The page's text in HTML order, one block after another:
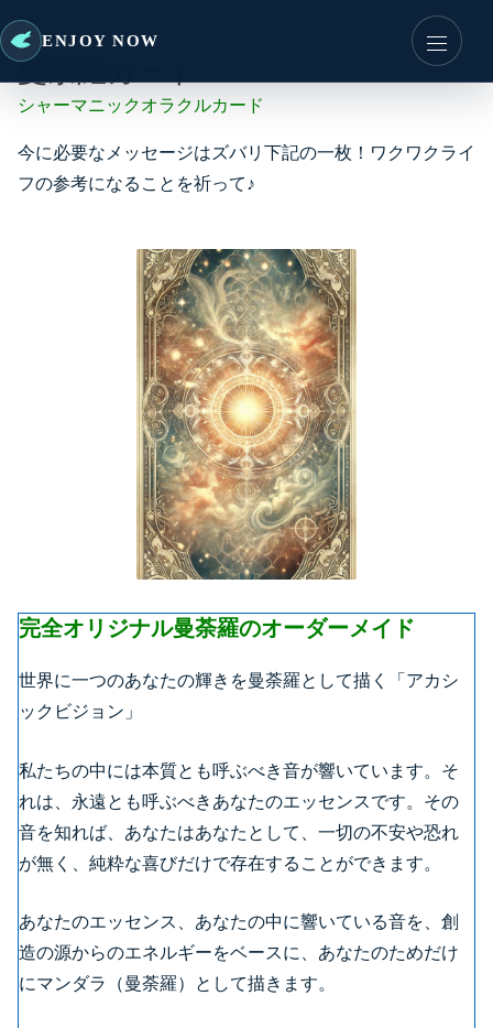
ENJOY NOW
曼荼羅カード
シャーマニックオラクルカード
今に必要なメッセージはズバリ下記の一枚！ワクワクライ
フの参考になることを祈って♪
完全オリジナル曼荼羅のオーダーメイド
世界に一つのあなたの輝きを曼荼羅として描く「アカシ
ックビジョン」
私たちの中には本質とも呼ぶべき音が響いています。そ
れは、永遠とも呼ぶべきあなたのエッセンスです。その
音を知れば、あなたはあなたとして、一切の不安や恐れ
が無く、純粋な喜びだけで存在することができます。
あなたのエッセンス、あなたの中に響いている音を、創
造の源からのエネルギーをベースに、あなたのためだけ
にマンダラ（曼荼羅）として描きます。